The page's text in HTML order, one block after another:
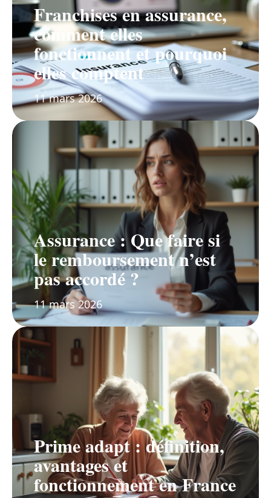
Franchises en assurance,
comment elles
fonctionnent et pourquoi
elles comptent
11 mars 2026
Assurance : Que faire si
le remboursement n’est
pas accordé ?
11 mars 2026
Prime adapt : définition,
avantages et
fonctionnement en France